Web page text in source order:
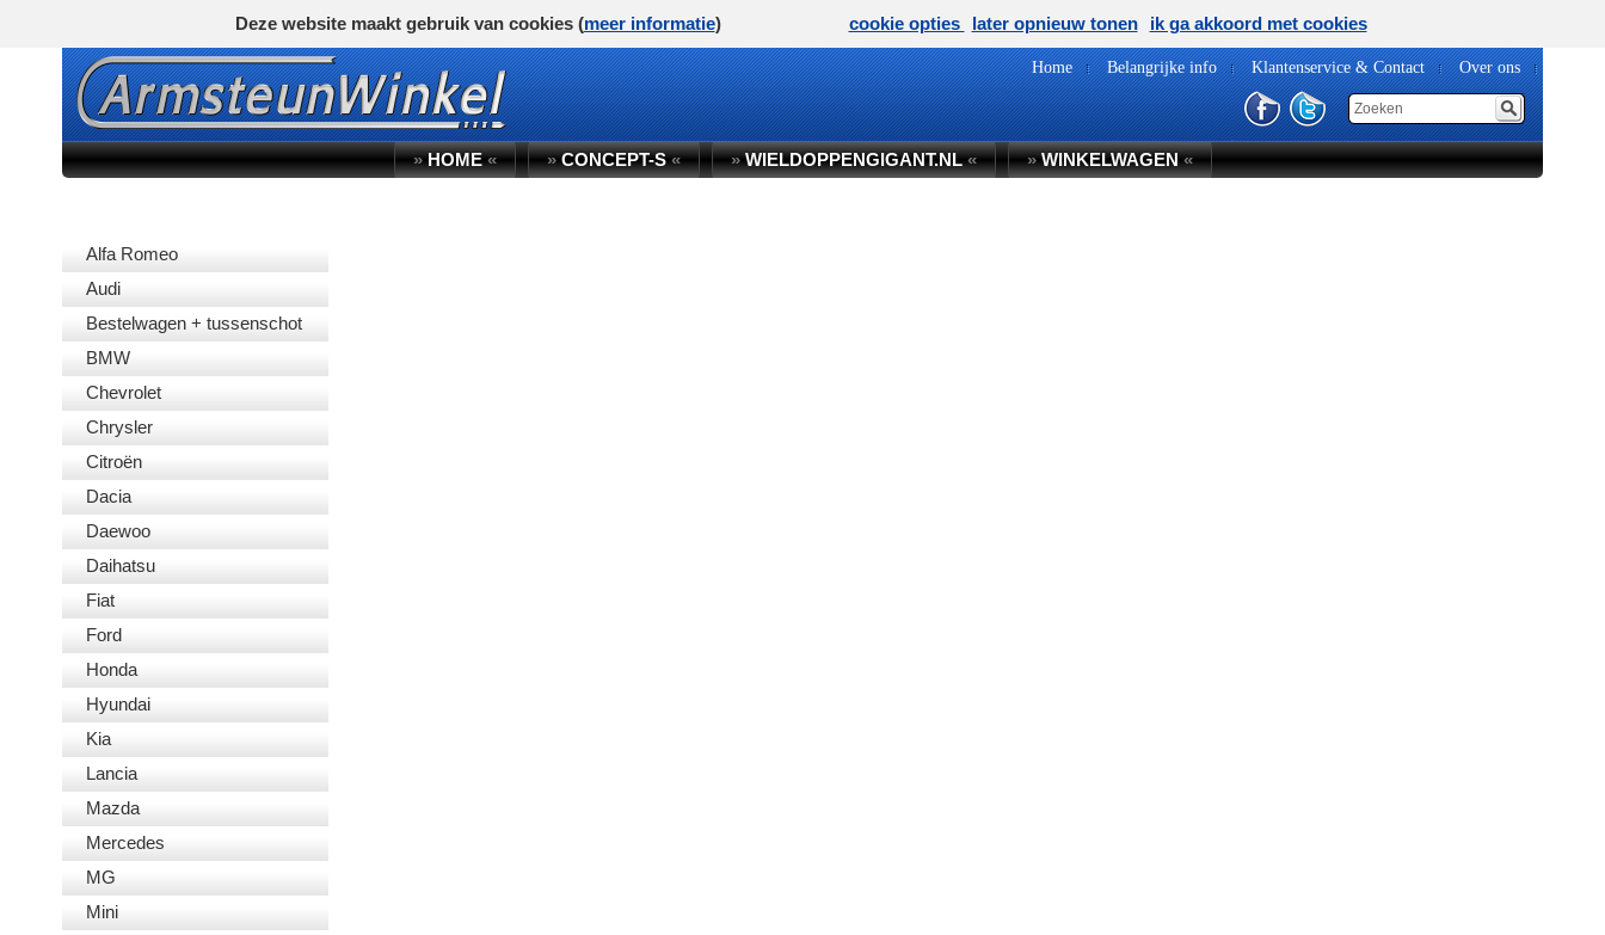
Home Belangrijke info Klantenservice & Contact Over ons
»HOME« »CONCEPT-S« »WIELDOPPENGIGANT.NL« »WINKELWAGEN«
Alfa Romeo
Audi
Bestelwagen + tussenschot
BMW
Chevrolet
Chrysler
Citroën
Dacia
Daewoo
Daihatsu
Fiat
Ford
Honda
Hyundai
Kia
Lancia
Mazda
Mercedes
MG
Mini
Deze website maakt gebruik van cookies (meer informatie) cookie opties later opnieuw tonen ik ga akkoord met cookies